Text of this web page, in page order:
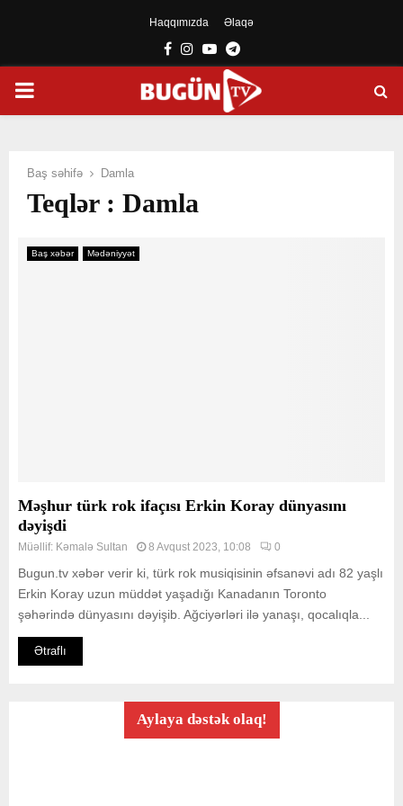
Haqqımızda Əlaqə
Facebook
Instagram
YoutubeTelegram
PRIMARY
Baş səhifə Damla
Teqlər : Damla
Baş xəbər Mədəniyyət
Məşhur türk rok ifaçısı Erkin Koray dünyasını
dəyişdi
Müəllif: Kəmalə Sultan 8 Avqust 2023, 10:08 0
Bugun.tv xəbər verir ki, türk rok musiqisinin əfsanəvi adı 82 yaşlı
Erkin Koray uzun müddət yaşadığı Kanadanın Toronto
şəhərində dünyasını dəyişib. Ağciyərləri ilə yanaşı, qocalıqla...
Ətraflı
Aylaya dəstək olaq!